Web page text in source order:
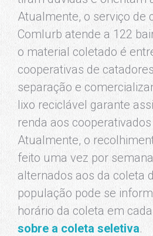
Atualmente, o serviço de
Comlurb atende a 122
o material coletado é
cooperativas de
separação e
lixo reciclável garante
renda aos
Atualmente, o
feito uma vez por
alternados aos da coleta
população pode se
horário da coleta em
sobre a coleta seletiva.